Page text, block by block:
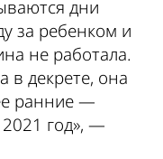
дни
за ребенком и
не работала.
в декрете, она
ранние —
год», —